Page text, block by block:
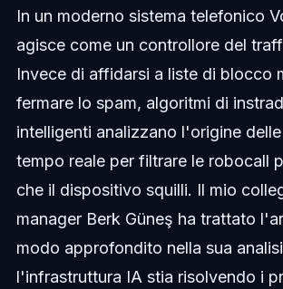
In un moderno sistema telefonico
agisce come un controllore del
Invece di affidarsi a liste di blocco
fermare lo spam, algoritmi di
intelligenti analizzano l'origine
tempo reale per filtrare le robocall
che il dispositivo squilli. Il mio
manager Berk Güneş ha trattato
modo approfondito nella sua
l'infrastruttura IA stia risolvendo i